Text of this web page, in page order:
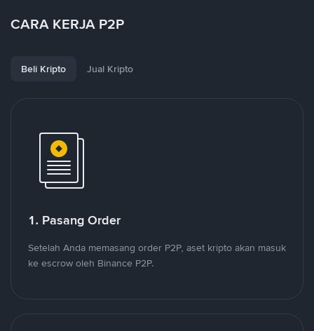
CARA KERJA P2P
Beli Kripto Jual Kripto
1. Pasang Order
Setelah Anda memasang order P2P, aset kripto akan masuk
ke escrow oleh Binance P2P.